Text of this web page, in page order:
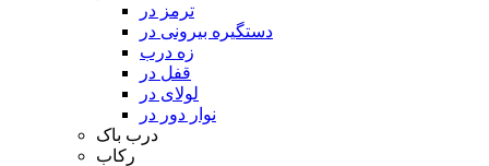
ترمز در
دستگیره بیرونی در
زه درب
قفل در
لولای در
نوار دور در
درب باک
رکاب